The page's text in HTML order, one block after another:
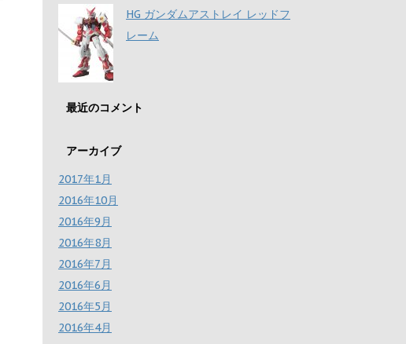
HG ガンダムアストレイ レッドフ
レーム
最近のコメント
アーカイブ
2017年1月
2016年10月
2016年9月
2016年8月
2016年7月
2016年6月
2016年5月
2016年4月